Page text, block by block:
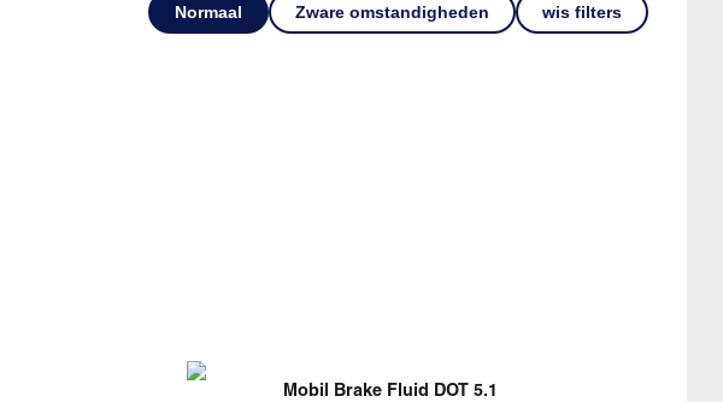
Normaal Zware omstandigheden wis filters
Mobil Brake Fluid DOT 5.1